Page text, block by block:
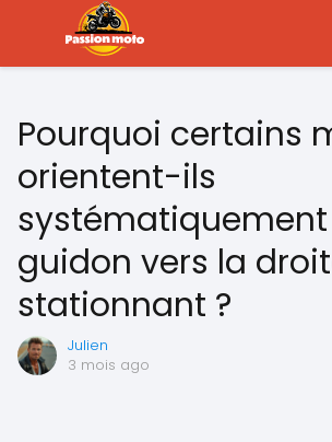
Pourquoi certains
orientent-ils
guidon vers la
stationnant ?
Julien
3 mois ago